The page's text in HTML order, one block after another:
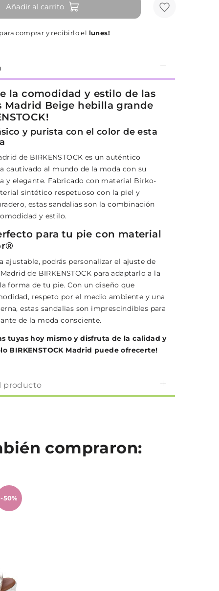
Añadir al carrito
comprar y recibirlo el lunes!
la comodidad y estilo de las
Madrid Beige hebilla grande
y purista con el color de esta
de BIRKENSTOCK es un auténtico
cautivado al mundo de la moda con su
y elegante. Fabricado con material Birko-
sintético respetuoso con la piel y
estas sandalias son la combinación
y estilo.
para tu pie con material
ajustable, podrás personalizar el ajuste de
de BIRKENSTOCK para adaptarlo a la
forma de tu pie. Con un diseño que
respeto por el medio ambiente y una
estas sandalias son imprescindibles para
de la moda consciente.
tuyas hoy mismo y disfruta de la calidad y
BIRKENSTOCK Madrid puede ofrecerte!
producto
compraron:
-50%